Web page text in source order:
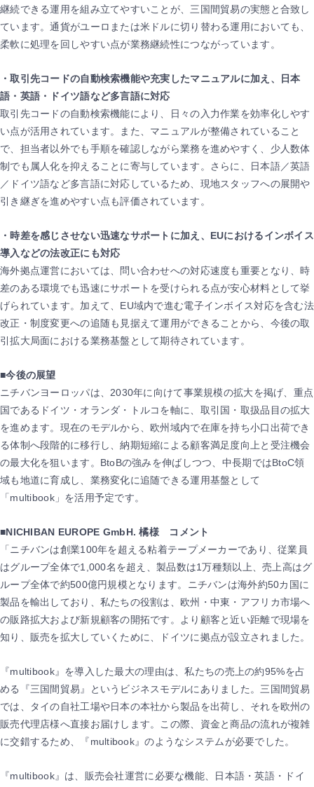
継続できる運用を組み立てやすいことが、三国間貿易の実態と合致し
ています。通貨がユーロまたは米ドルに切り替わる運用においても、
柔軟に処理を回しやすい点が業務継続性につながっています。
・取引先コードの自動検索機能や充実したマニュアルに加え、日本
語・英語・ドイツ語など多言語に対応
取引先コードの自動検索機能により、日々の入力作業を効率化しやす
い点が活用されています。また、マニュアルが整備されていること
で、担当者以外でも手順を確認しながら業務を進めやすく、少人数体
制でも属人化を抑えることに寄与しています。さらに、日本語／英語
／ドイツ語など多言語に対応しているため、現地スタッフへの展開や
引き継ぎを進めやすい点も評価されています。
・時差を感じさせない迅速なサポートに加え、EUにおけるインボイス
導入などの法改正にも対応
海外拠点運営においては、問い合わせへの対応速度も重要となり、時
差のある環境でも迅速にサポートを受けられる点が安心材料として挙
げられています。加えて、EU域内で進む電子インボイス対応を含む法
改正・制度変更への追随も見据えて運用ができることから、今後の取
引拡大局面における業務基盤として期待されています。
■今後の展望
ニチバンヨーロッパは、2030年に向けて事業規模の拡大を掲げ、重点
国であるドイツ・オランダ・トルコを軸に、取引国・取扱品目の拡大
を進めます。現在のモデルから、欧州域内で在庫を持ち小口出荷でき
る体制へ段階的に移行し、納期短縮による顧客満足度向上と受注機会
の最大化を狙います。BtoBの強みを伸ばしつつ、中長期ではBtoC領
域も地道に育成し、業務変化に追随できる運用基盤として
「multibook」を活用予定です。
■NICHIBAN EUROPE GmbH. 橘様 コメント
「ニチバンは創業100年を超える粘着テープメーカーであり、従業員
はグループ全体で1,000名を超え、製品数は1万種類以上、売上高はグ
ループ全体で約500億円規模となります。ニチバンは海外約50カ国に
製品を輸出しており、私たちの役割は、欧州・中東・アフリカ市場へ
の販路拡大および新規顧客の開拓です。より顧客と近い距離で現場を
知り、販売を拡大していくために、ドイツに拠点が設立されました。
『multibook』を導入した最大の理由は、私たちの売上の約95%を占
める『三国間貿易』というビジネスモデルにありました。三国間貿易
では、タイの自社工場や日本の本社から製品を出荷し、それを欧州の
販売代理店様へ直接お届けします。この際、資金と商品の流れが複雑
に交錯するため、『multibook』のようなシステムが必要でした。
『multibook』は、販売会社運営に必要な機能、日本語・英語・ドイ